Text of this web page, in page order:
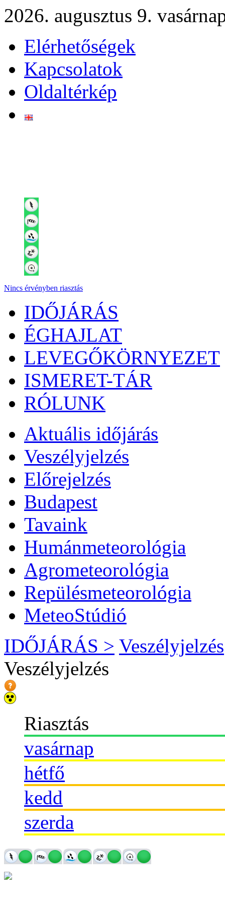
2026. augusztus 9.
Elérhetőségek
Kapcsolatok
Oldaltérkép
Nincs érvényben riasztás
IDŐJÁRÁS
ÉGHAJLAT
LEVEGŐKÖRNYEZET
ISMERET-TÁR
RÓLUNK
Aktuális időjárás
Veszélyjelzés
Előrejelzés
Budapest
Tavaink
Humánmeteorológia
Agrometeorológia
Repülésmeteorológia
MeteoStúdió
IDŐJÁRÁS > Veszélyjelzés
Veszélyjelzés
Riasztás
vasárnap
hétfő
kedd
szerda